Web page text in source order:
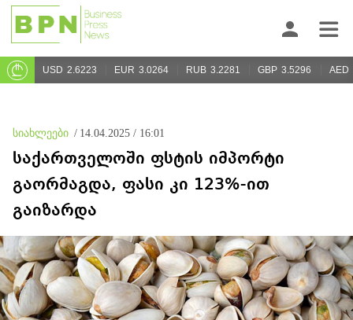
USD 2.6223 EUR 3.0264 RUB 3.2281 GBP 3.5296 AED
სიახლეები / 14.04.2025 / 16:01
საქართველოში ფსტის იმპორტი
გაორმაგდა, ფასი კი 123%-ით
გაიზარდა